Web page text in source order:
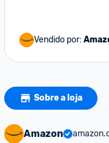
Vendido por:
Sobre a loja
Amazon